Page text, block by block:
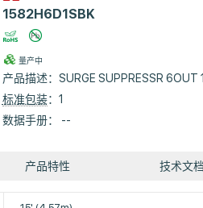
1582H6D1SBK
量产中
产品描述： SURGE SUPPRESSR 6OUT
标准包装：1
数据手册： --
产品特性 技术文档